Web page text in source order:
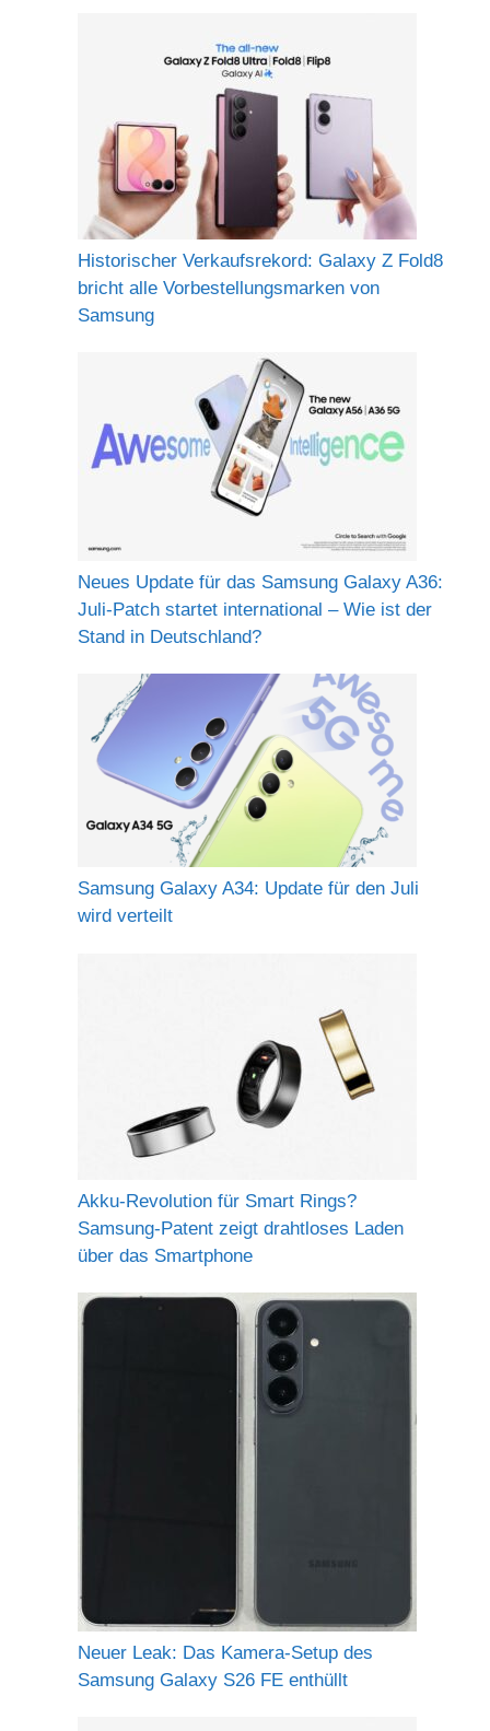
Historischer Verkaufsrekord: Galaxy Z Fold8
bricht alle Vorbestellungsmarken von
Samsung
Neues Update für das Samsung Galaxy A36:
Juli-Patch startet international – Wie ist der
Stand in Deutschland?
Samsung Galaxy A34: Update für den Juli
wird verteilt
Akku-Revolution für Smart Rings?
Samsung-Patent zeigt drahtloses Laden
über das Smartphone
Neuer Leak: Das Kamera-Setup des
Samsung Galaxy S26 FE enthüllt